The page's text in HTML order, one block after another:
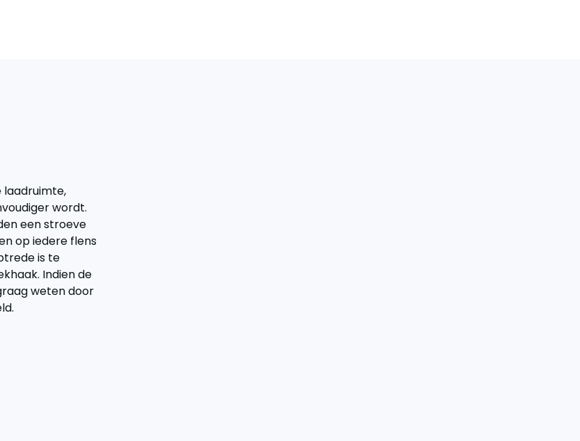
wordt.
een stroeve
op iedere flens
is te
Indien de
weten door